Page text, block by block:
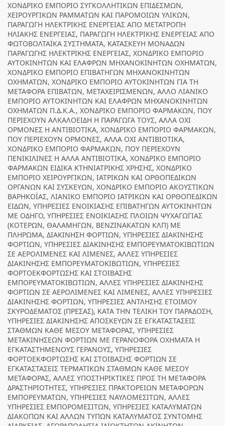
ΧΟΝΔΡΙΚΟ ΕΜΠΟΡΙΟ ΣΥΓΚΟΛΛΗΤΙΚΩΝ ΕΠΙΔΕΣΜΩΝ,
ΧΕΙΡΟΥΡΓΙΚΩΝ ΡΑΜΜΑΤΩΝ ΚΑΙ ΠΑΡΟΜΟΙΩΝ ΥΛΙΚΩΝ,
ΠΑΡΑΓΩΓΗ ΗΛΕΚΤΡΙΚΗΣ ΕΝΕΡΓΕΙΑΣ ΑΠΟ ΜΕΤΑΤΡΟΠΗ
ΗΛΙΑΚΗΣ ΕΝΕΡΓΕΙΑΣ, ΠΑΡΑΓΩΓΗ ΗΛΕΚΤΡΙΚΗΣ ΕΝΕΡΓΕΙΑΣ ΑΠΟ
ΦΩΤΟΒΟΛΤΑΪΚΑ ΣΥΣΤΗΜΑΤΑ, ΚΑΤΑΣΚΕΥΗ ΜΟΝΑΔΩΝ
ΠΑΡΑΓΩΓΗΣ ΗΛΕΚΤΡΙΚΗΣ ΕΝΕΡΓΕΙΑΣ, ΧΟΝΔΡΙΚΟ ΕΜΠΟΡΙΟ
ΑΥΤΟΚΙΝΗΤΩΝ ΚΑΙ ΕΛΑΦΡΩΝ ΜΗΧΑΝΟΚΙΝΗΤΩΝ ΟΧΗΜΑΤΩΝ,
ΧΟΝΔΡΙΚΟ ΕΜΠΟΡΙΟ ΕΠΙΒΑΤΗΓΩΝ ΜΗΧΑΝΟΚΙΝΗΤΩΝ
ΟΧΗΜΑΤΩΝ, ΧΟΝΔΡΙΚΟ ΕΜΠΟΡΙΟ ΑΥΤΟΚΙΝΗΤΩΝ ΓΙΑ ΤΗ
ΜΕΤΑΦΟΡΑ ΕΠΙΒΑΤΩΝ, ΜΕΤΑΧΕΙΡΙΣΜΕΝΩΝ, ΑΛΛΟ ΛΙΑΝΙΚΟ
ΕΜΠΟΡΙΟ ΑΥΤΟΚΙΝΗΤΩΝ ΚΑΙ ΕΛΑΦΡΩΝ ΜΗΧΑΝΟΚΙΝΗΤΩΝ
ΟΧΗΜΑΤΩΝ Π.Δ.Κ.Α., ΧΟΝΔΡΙΚΟ ΕΜΠΟΡΙΟ ΦΑΡΜΑΚΩΝ, ΠΟΥ
ΠΕΡΙΕΧΟΥΝ ΑΛΚΑΛΟΕΙΔΗ Η ΠΑΡΑΓΩΓΑ ΤΟΥΣ, ΑΛΛΑ ΟΧΙ
ΟΡΜΟΝΕΣ Η ΑΝΤΙΒΙΟΤΙΚΑ, ΧΟΝΔΡΙΚΟ ΕΜΠΟΡΙΟ ΦΑΡΜΑΚΩΝ,
ΠΟΥ ΠΕΡΙΕΧΟΥΝ ΟΡΜΟΝΕΣ, ΑΛΛΑ ΟΧΙ ΑΝΤΙΒΙΟΤΙΚΑ,
ΧΟΝΔΡΙΚΟ ΕΜΠΟΡΙΟ ΦΑΡΜΑΚΩΝ, ΠΟΥ ΠΕΡΙΕΧΟΥΝ
ΠΕΝΙΚΙΛΙΝΕΣ Η ΑΛΛΑ ΑΝΤΙΒΙΟΤΙΚΑ, ΧΟΝΔΡΙΚΟ ΕΜΠΟΡΙΟ
ΦΑΡΜΑΚΩΝ ΕΙΔΙΚΑ ΚΤΗΝΙΑΤΡΙΚΗΣ ΧΡΗΣΗΣ, ΧΟΝΔΡΙΚΟ
ΕΜΠΟΡΙΟ ΧΕΙΡΟΥΡΓΙΚΩΝ, ΙΑΤΡΙΚΩΝ ΚΑΙ ΟΡΘΟΠΕΔΙΚΩΝ
ΟΡΓΑΝΩΝ ΚΑΙ ΣΥΣΚΕΥΩΝ, ΧΟΝΔΡΙΚΟ ΕΜΠΟΡΙΟ ΑΚΟΥΣΤΙΚΩΝ
ΒΑΡΗΚΟΪΑΣ, ΛΙΑΝΙΚΟ ΕΜΠΟΡΙΟ ΙΑΤΡΙΚΩΝ ΚΑΙ ΟΡΘΟΠΕΔΙΚΩΝ
ΕΙΔΩΝ, ΥΠΗΡΕΣΙΕΣ ΕΝΟΙΚΙΑΣΗΣ ΕΠΙΒΑΤΗΓΩΝ ΑΥΤΟΚΙΝΗΤΩΝ
ΜΕ ΟΔΗΓΟ, ΥΠΗΡΕΣΙΕΣ ΕΝΟΙΚΙΑΣΗΣ ΠΛΟΙΩΝ ΨΥΧΑΓΩΓΙΑΣ
(ΚΟΤΕΡΩΝ, ΘΑΛΑΜΗΓΩΝ, ΒΕΝΖΙΝΑΚΑΤΩΝ ΚΛΠ) ΜΕ
ΠΛΗΡΩΜΑ, ΔΙΑΚΙΝΗΣΗ ΦΟΡΤΙΩΝ, ΥΠΗΡΕΣΙΕΣ ΔΙΑΚΙΝΗΣΗΣ
ΦΟΡΤΙΩΝ, ΥΠΗΡΕΣΙΕΣ ΔΙΑΚΙΝΗΣΗΣ ΕΜΠΟΡΕΥΜΑΤΟΚΙΒΩΤΙΩΝ
ΣΕ ΑΕΡΟΛΙΜΕΝΕΣ ΚΑΙ ΛΙΜΕΝΕΣ, ΑΛΛΕΣ ΥΠΗΡΕΣΙΕΣ
ΔΙΑΚΙΝΗΣΗΣ ΕΜΠΟΡΕΥΜΑΤΟΚΙΒΩΤΙΩΝ, ΥΠΗΡΕΣΙΕΣ
ΦΟΡΤΟΕΚΦΟΡΤΩΣΗΣ ΚΑΙ ΣΤΟΙΒΑΣΗΣ
ΕΜΠΟΡΕΥΜΑΤΟΚΙΒΩΤΙΩΝ, ΑΛΛΕΣ ΥΠΗΡΕΣΙΕΣ ΔΙΑΚΙΝΗΣΗΣ
ΦΟΡΤΙΩΝ ΣΕ ΑΕΡΟΛΙΜΕΝΕΣ ΚΑΙ ΛΙΜΕΝΕΣ, ΑΛΛΕΣ ΥΠΗΡΕΣΙΕΣ
ΔΙΑΚΙΝΗΣΗΣ ΦΟΡΤΙΩΝ, ΥΠΗΡΕΣΙΕΣ ΑΝΤΛΗΣΗΣ ΕΤΟΙΜΟΥ
ΣΚΥΡΟΔΕΜΑΤΟΣ (ΠΡΕΣΑΣ), ΚΑΤΑ ΤΗΝ ΤΕΛΙΚΗ ΤΟΥ ΠΑΡΑΔΟΣΗ,
ΥΠΗΡΕΣΙΕΣ ΔΙΑΚΙΝΗΣΗΣ ΑΠΟΣΚΕΥΩΝ ΣΕ ΕΓΚΑΤΑΣΤΑΣΕΙΣ
ΣΤΑΘΜΩΝ ΚΑΘΕ ΜΕΣΟΥ ΜΕΤΑΦΟΡΑΣ, ΥΠΗΡΕΣΙΕΣ
ΜΕΤΑΚΙΝΗΣΕΩΝ ΦΟΡΤΙΩΝ ΜΕ ΓΕΡΑΝΟΦΟΡΑ ΟΧΗΜΑΤΑ Η
ΕΓΚΑΤΑΣΤΗΜΕΝΟΥΣ ΓΕΡΑΝΟΥΣ, ΥΠΗΡΕΣΙΕΣ
ΦΟΡΤΟΕΚΦΟΡΤΩΣΗΣ ΚΑΙ ΣΤΟΙΒΑΣΗΣ ΦΟΡΤΙΩΝ ΣΕ
ΕΓΚΑΤΑΣΤΑΣΕΙΣ ΤΕΡΜΑΤΙΚΩΝ ΣΤΑΘΜΩΝ ΚΑΘΕ ΜΕΣΟΥ
ΜΕΤΑΦΟΡΑΣ, ΑΛΛΕΣ ΥΠΟΣΤΗΡΙΚΤΙΚΕΣ ΠΡΟΣ ΤΗ ΜΕΤΑΦΟΡΑ
ΔΡΑΣΤΗΡΙΟΤΗΤΕΣ, ΥΠΗΡΕΣΙΕΣ ΠΡΑΚΤΟΡΕΙΩΝ ΜΕΤΑΦΟΡΩΝ
ΕΜΠΟΡΕΥΜΑΤΩΝ, ΥΠΗΡΕΣΙΕΣ ΝΑΥΛΟΜΕΣΙΤΩΝ, ΑΛΛΕΣ
ΥΠΗΡΕΣΙΕΣ ΕΜΠΟΡΟΜΕΣΙΤΩΝ, ΥΠΗΡΕΣΙΕΣ ΚΑΤΑΛΥΜΑΤΩΝ
ΔΙΑΚΟΠΩΝ ΚΑΙ ΑΛΛΩΝ ΤΥΠΩΝ ΚΑΤΑΛΥΜΑΤΟΣ ΣΥΝΤΟΜΗΣ